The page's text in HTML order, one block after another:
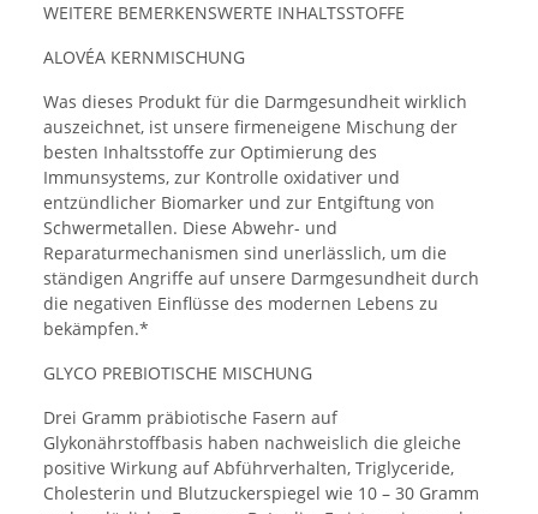
WEITERE BEMERKENSWERTE INHALTSSTOFFE
ALOVÉA KERNMISCHUNG
Was dieses Produkt für die Darmgesundheit wirklich
auszeichnet, ist unsere firmeneigene Mischung der
besten Inhaltsstoffe zur Optimierung des
Immunsystems, zur Kontrolle oxidativer und
entzündlicher Biomarker und zur Entgiftung von
Schwermetallen. Diese Abwehr- und
Reparaturmechanismen sind unerlässlich, um die
ständigen Angriffe auf unsere Darmgesundheit durch
die negativen Einflüsse des modernen Lebens zu
bekämpfen.*
GLYCO PREBIOTISCHE MISCHUNG
Drei Gramm präbiotische Fasern auf
Glykonährstoffbasis haben nachweislich die gleiche
positive Wirkung auf Abführverhalten, Triglyceride,
Cholesterin und Blutzuckerspiegel wie 10 – 30 Gramm